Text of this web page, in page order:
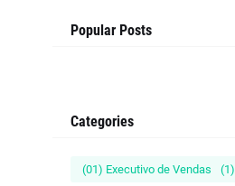
Popular Posts
Categories
(01) Executivo de Vendas (1)